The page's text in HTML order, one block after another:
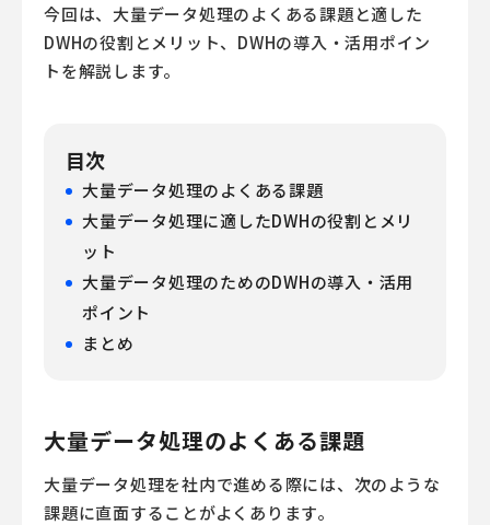
今回は、大量データ処理のよくある課題と適した
DWHの役割とメリット、DWHの導入・活用ポイン
トを解説します。
目次
大量データ処理のよくある課題
大量データ処理に適したDWHの役割とメリ
ット
大量データ処理のためのDWHの導入・活用
ポイント
まとめ
大量データ処理のよくある課題
大量データ処理を社内で進める際には、次のような
課題に直面することがよくあります。